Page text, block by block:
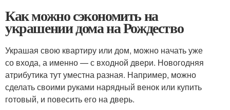
Как можно сэкономить на
украшении дома на Рождество
Украшая свою квартиру или дом, можно начать уже
со входа, а именно — с входной двери. Новогодняя
атрибутика тут уместна разная. Например, можно
сделать своими руками нарядный венок или купить
готовый, и повесить его на дверь.